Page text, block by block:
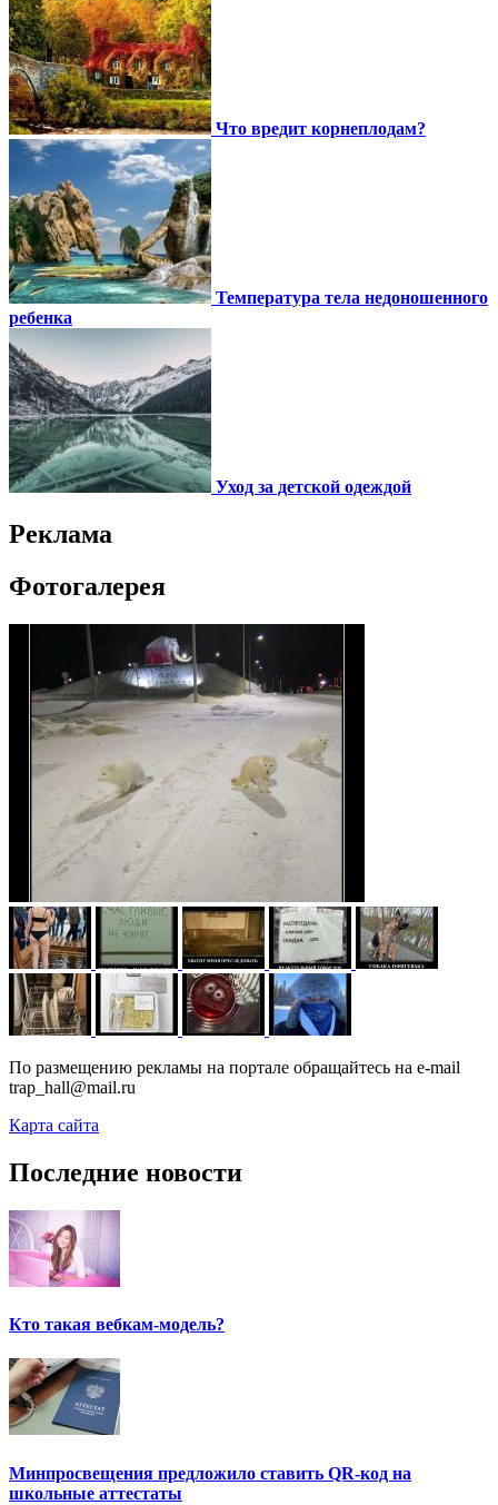
Что вредит корнеплодам?
Температура тела недоношенного
ребенка
Уход за детской одеждой
Реклама
Фотогалерея
По размещению рекламы на портале обращайтесь на e-mail
trap_hall@mail.ru
Карта сайта
Последние новости
Кто такая вебкам-модель?
Минпросвещения предложило ставить QR-код на
школьные аттестаты